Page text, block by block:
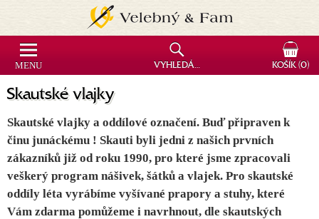
Skautské vlajky
Skautské vlajky a oddílové označení. Buď připraven k
činu junáckému ! Skauti byli jedni z našich prvních
zákazníků již od roku 1990, pro které jsme zpracovali
veškerý program nášivek, šátků a vlajek. Pro skautské
oddíly léta vyrábíme vyšívané prapory a stuhy, které
Vám zdarma pomůžeme i navrhnout, dle skautských
MENU VYHLEDÁVÁNÍ KOŠÍK(0)